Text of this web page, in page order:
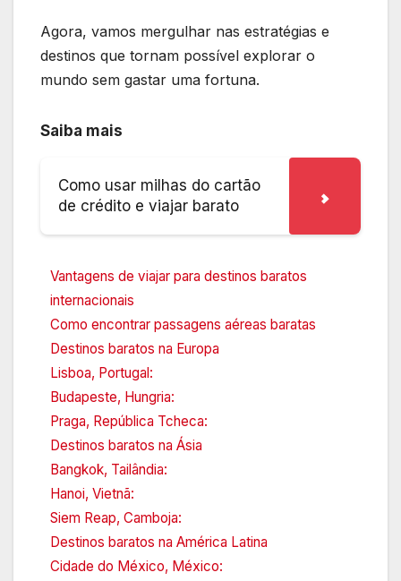
Agora, vamos mergulhar nas estratégias e
destinos que tornam possível explorar o
mundo sem gastar uma fortuna.
Saiba mais
Como usar milhas do cartão
de crédito e viajar barato
Vantagens de viajar para destinos baratos
internacionais
Como encontrar passagens aéreas baratas
Destinos baratos na Europa
Lisboa, Portugal:
Budapeste, Hungria:
Praga, República Tcheca:
Destinos baratos na Ásia
Bangkok, Tailândia:
Hanoi, Vietnã:
Siem Reap, Camboja:
Destinos baratos na América Latina
Cidade do México, México: